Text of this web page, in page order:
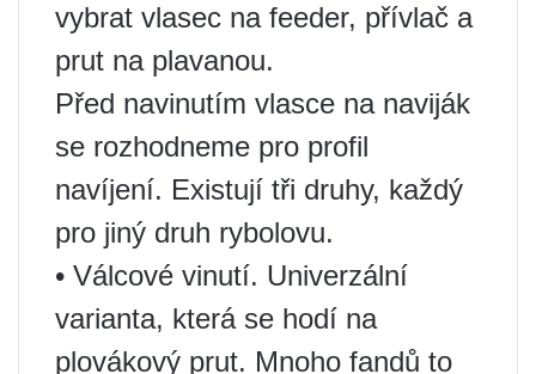
vybrat vlasec na feeder, přívlač a
prut na plavanou.
Před navinutím vlasce na naviják
se rozhodneme pro profil
navíjení. Existují tři druhy, každý
pro jiný druh rybolovu.
• Válcové vinutí. Univerzální
varianta, která se hodí na
plovákový prut. Mnoho fandů to